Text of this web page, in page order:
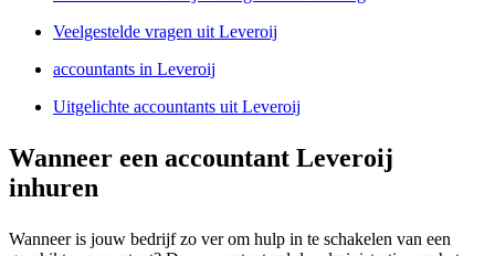
Veelgestelde vragen uit Leveroij
accountants in Leveroij
Uitgelichte accountants uit Leveroij
Wanneer een accountant Leveroij
inhuren
Wanneer is jouw bedrijf zo ver om hulp in te schakelen van een